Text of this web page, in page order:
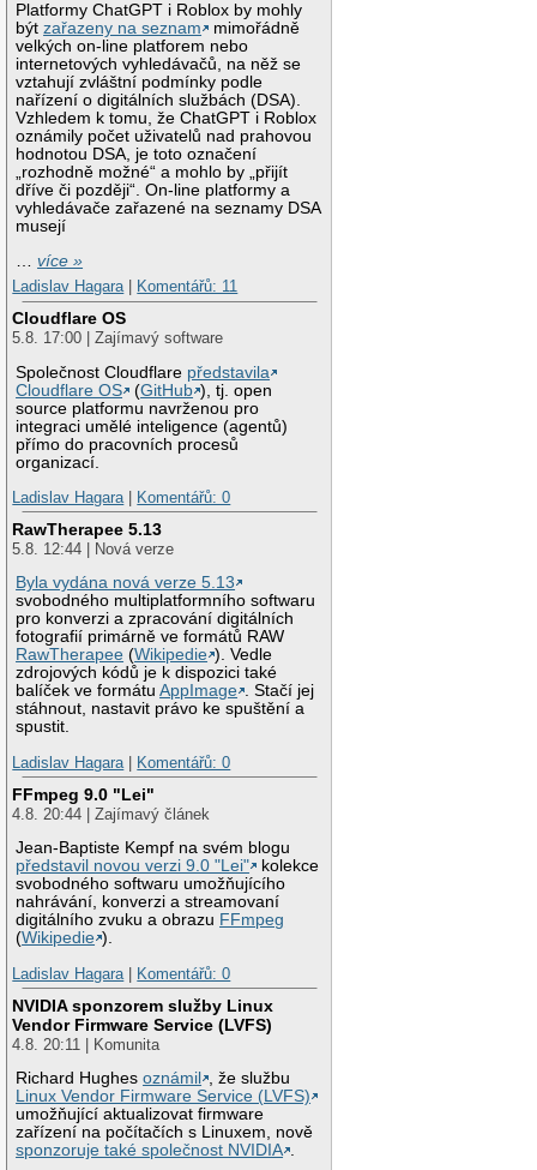
Platformy ChatGPT i Roblox by mohly
býtzařazeny na seznam
mimořádně
velkých on-line platforem nebo
internetových vyhledávačů, na něž se
vztahují zvláštní podmínky podle
nařízení o digitálních službách (DSA).
Vzhledem k tomu, že ChatGPT i Roblox
oznámily počet uživatelů nad prahovou
hodnotou DSA, je toto označení
„rozhodně možné“ a mohlo by „přijít
dříve či později“. On-line platformy a
vyhledávače zařazené na seznamy DSA
musejí
…více »
Ladislav Hagara| Komentářů: 11
Cloudflare OS
5.8. 17:00 | Zajímavý software
Společnost Cloudflare představila
Cloudflare OS
(GitHub ), tj. open
source platformu navrženou pro
integraci umělé inteligence (agentů)
přímo do pracovních procesů
organizací.
Ladislav Hagara| Komentářů: 0
RawTherapee 5.13
5.8. 12:44 | Nová verze
Byla vydána nová verze 5.13
svobodného multiplatformního softwaru
pro konverzi a zpracování digitálních
fotografií primárně ve formátů RAW
RawTherapee (Wikipedie ). Vedle
zdrojových kódů je k dispozici také
balíček ve formátuAppImage . Stačí jej
stáhnout, nastavit právo ke spuštění a
spustit.
Ladislav Hagara| Komentářů: 0
FFmpeg 9.0 "Lei"
4.8. 20:44 | Zajímavý článek
Jean-Baptiste Kempf na svém blogu
představil novou verzi 9.0 "Lei"
kolekce
svobodného softwaru umožňujícího
nahrávání, konverzi a streamovaní
digitálního zvuku a obrazu FFmpeg
(Wikipedie ).
Ladislav Hagara| Komentářů: 0
NVIDIA sponzorem služby Linux
Vendor Firmware Service (LVFS)
4.8. 20:11 | Komunita
Richard Hughesoznámil
, že službu
Linux Vendor Firmware Service (LVFS)
umožňující aktualizovat firmware
zařízení na počítačích s Linuxem, nově
sponzoruje také společnost NVIDIA .